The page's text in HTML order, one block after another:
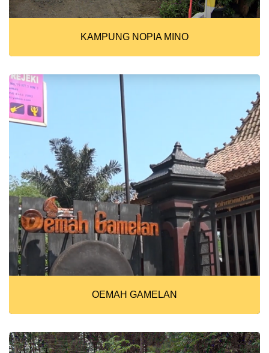
KAMPUNG NOPIA MINO
OEMAH GAMELAN